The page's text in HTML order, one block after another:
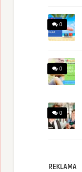
0
0
0
REKLAMA